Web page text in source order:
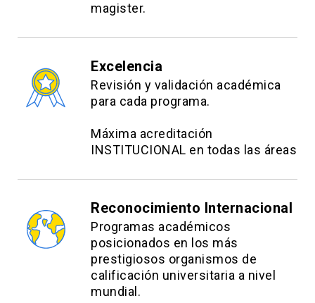
magister.
Excelencia
Revisión y validación académica
para cada programa.
Máxima acreditación
INSTITUCIONAL en todas las áreas
Reconocimiento Internacional
Programas académicos
posicionados en los más
prestigiosos organismos de
calificación universitaria a nivel
mundial.